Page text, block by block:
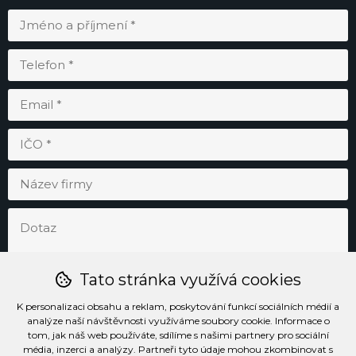
Tato stránka využívá cookies
K personalizaci obsahu a reklam, poskytování funkcí sociálních médií a
analýze naší návštěvnosti využíváme soubory cookie. Informace o
tom, jak náš web používáte, sdílíme s našimi partnery pro sociální
média, inzerci a analýzy. Partneři tyto údaje mohou zkombinovat s